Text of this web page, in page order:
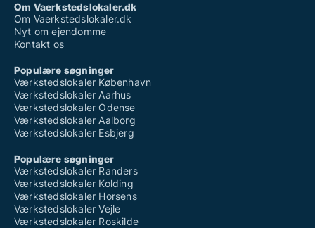
Om Vaerkstedslokaler.dk
Om Vaerkstedslokaler.dk
Nyt om ejendomme
Kontakt os
Populære søgninger
Værkstedslokaler København
Værkstedslokaler Aarhus
Værkstedslokaler Odense
Værkstedslokaler Aalborg
Værkstedslokaler Esbjerg
Populære søgninger
Værkstedslokaler Randers
Værkstedslokaler Kolding
Værkstedslokaler Horsens
Værkstedslokaler Vejle
Værkstedslokaler Roskilde